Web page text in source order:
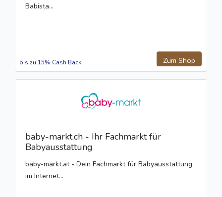
Babista...
Zum Shop
bis zu 15% Cash Back
baby-markt.ch - Ihr Fachmarkt für
Babyausstattung
baby-markt.at - Dein Fachmarkt für Babyausstattung
im Internet...